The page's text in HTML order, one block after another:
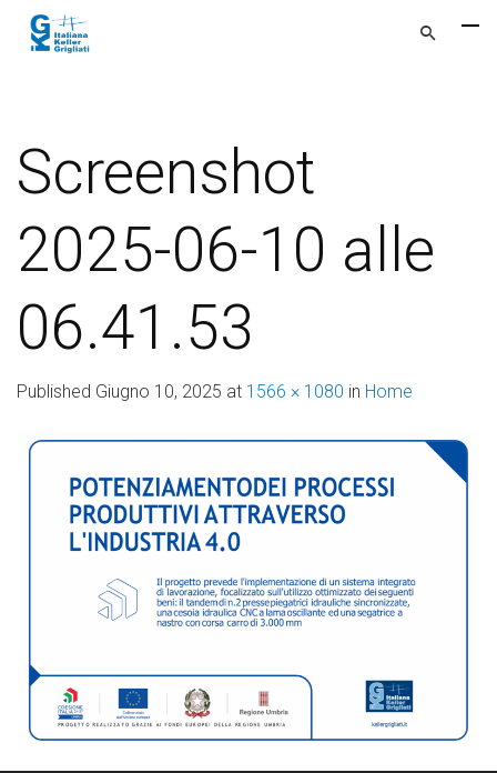
Screenshot
2025-06-10 alle
06.41.53
Published Giugno 10, 2025 at 1566 × 1080 in Home